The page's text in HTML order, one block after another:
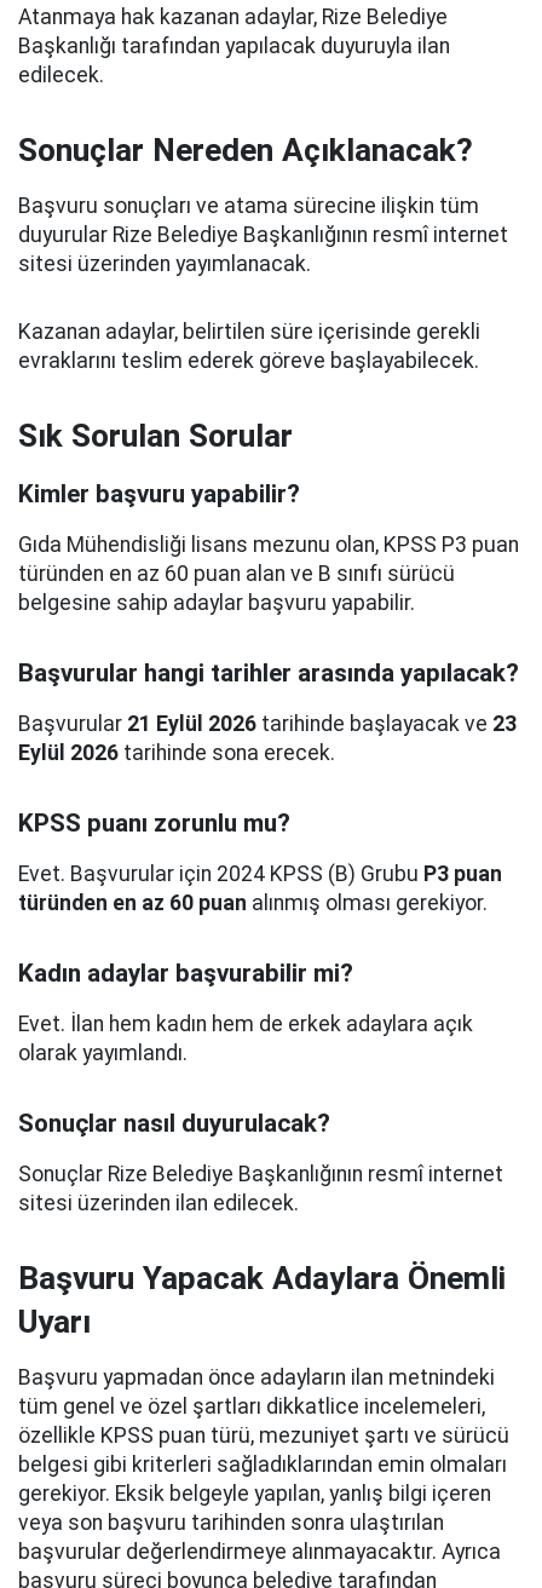
Atanmaya hak kazanan adaylar, Rize Belediye
Başkanlığı tarafından yapılacak duyuruyla ilan
edilecek.
Sonuçlar Nereden Açıklanacak?
Başvuru sonuçları ve atama sürecine ilişkin tüm
duyurular Rize Belediye Başkanlığının resmî internet
sitesi üzerinden yayımlanacak.
Kazanan adaylar, belirtilen süre içerisinde gerekli
evraklarını teslim ederek göreve başlayabilecek.
Sık Sorulan Sorular
Kimler başvuru yapabilir?
Gıda Mühendisliği lisans mezunu olan, KPSS P3 puan
türünden en az 60 puan alan ve B sınıfı sürücü
belgesine sahip adaylar başvuru yapabilir.
Başvurular hangi tarihler arasında yapılacak?
Başvurular 21 Eylül 2026 tarihinde başlayacak ve 23
Eylül 2026 tarihinde sona erecek.
KPSS puanı zorunlu mu?
Evet. Başvurular için 2024 KPSS (B) Grubu P3 puan
türünden en az 60 puan alınmış olması gerekiyor.
Kadın adaylar başvurabilir mi?
Evet. İlan hem kadın hem de erkek adaylara açık
olarak yayımlandı.
Sonuçlar nasıl duyurulacak?
Sonuçlar Rize Belediye Başkanlığının resmî internet
sitesi üzerinden ilan edilecek.
Başvuru Yapacak Adaylara Önemli
Uyarı
Başvuru yapmadan önce adayların ilan metnindeki
tüm genel ve özel şartları dikkatlice incelemeleri,
özellikle KPSS puan türü, mezuniyet şartı ve sürücü
belgesi gibi kriterleri sağladıklarından emin olmaları
gerekiyor. Eksik belgeyle yapılan, yanlış bilgi içeren
veya son başvuru tarihinden sonra ulaştırılan
başvurular değerlendirmeye alınmayacaktır. Ayrıca
başvuru süreci boyunca belediye tarafından